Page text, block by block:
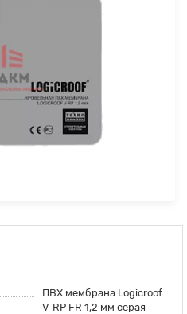
ПВХ мембрана Logicroof
V-RP FR 1,2 мм серая